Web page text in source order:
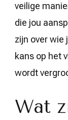
veilige
die jou
zijn over wie
kans op het
wordt
Wat